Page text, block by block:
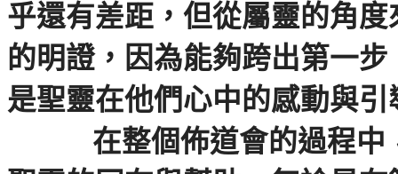
乎還有差距，但從屬靈的角
的明證，因為能夠跨出第一
是聖靈在他們心中的感動與
在整個佈道會的過程